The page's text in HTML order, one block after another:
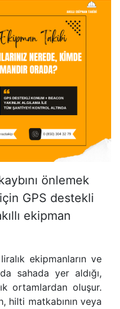
önlemek
GPS destekli
ekipman
ekipmanların ve
sahada yer aldığı,
ortamlardan oluşur.
hilti matkabının veya